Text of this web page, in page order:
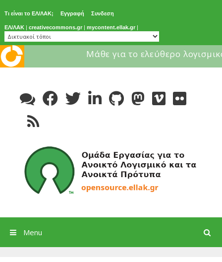
Τι είναι το ΕΛ/ΛΑΚ; Εγγραφή Συνδεση
ΕΛ/ΛΑΚ | creativecommons.gr | mycontent.ellak.gr |
Μάθε για το ελεύθερο
content
Search
Menu